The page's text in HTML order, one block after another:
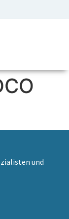
und